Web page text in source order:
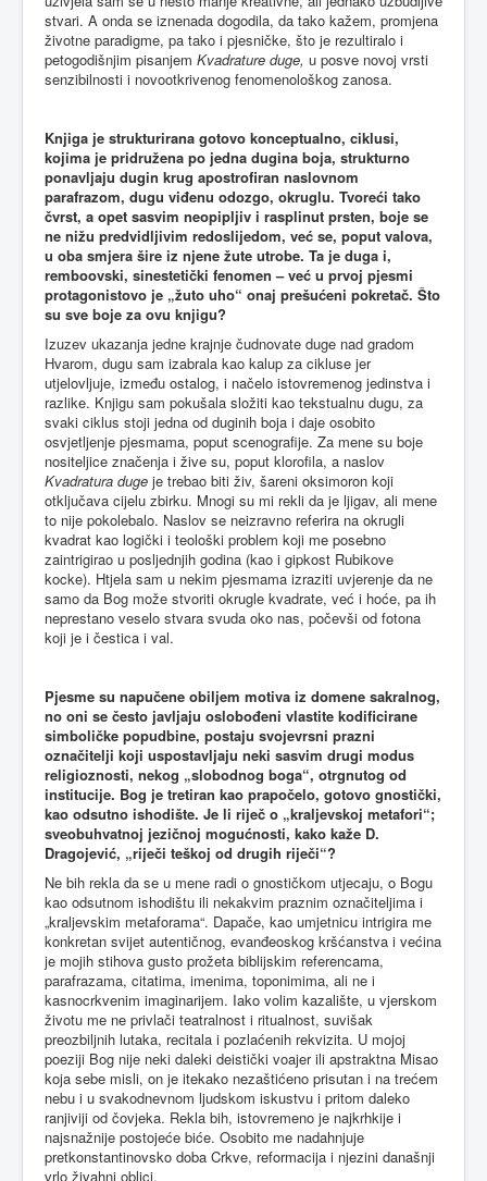
stvari. A onda se iznenada dogodila, da tako kažem, promjena
životne paradigme, pa tako i pjesničke, što je rezultiralo i
petogodišnjim pisanjem Kvadrature duge, u posve novoj vrsti
senzibilnosti i novootkrivenog fenomenološkog zanosa.
Knjiga je strukturirana gotovo konceptualno, ciklusi,
kojima je pridružena po jedna dugina boja, strukturno
ponavljaju dugin krug apostrofiran naslovnom
parafrazom, dugu viđenu odozgo, okruglu. Tvoreći tako
čvrst, a opet sasvim neopipljiv i rasplinut prsten, boje se
ne nižu predvidljivim redoslijedom, već se, poput valova,
u oba smjera šire iz njene žute utrobe. Ta je duga i,
remboovski, sinestetički fenomen – već u prvoj pjesmi
protagonistovo je „žuto uho“ onaj prešućeni pokretač. Što
su sve boje za ovu knjigu?
Izuzev ukazanja jedne krajnje čudnovate duge nad gradom
Hvarom, dugu sam izabrala kao kalup za cikluse jer
utjelovljuje, između ostalog, i načelo istovremenog jedinstva i
razlike. Knjigu sam pokušala složiti kao tekstualnu dugu, za
svaki ciklus stoji jedna od duginih boja i daje osobito
osvjetljenje pjesmama, poput scenografije. Za mene su boje
nositeljice značenja i žive su, poput klorofila, a naslov
Kvadratura duge je trebao biti živ, šareni oksimoron koji
otključava cijelu zbirku. Mnogi su mi rekli da je ljigav, ali mene
to nije pokolebalo. Naslov se neizravno referira na okrugli
kvadrat kao logički i teološki problem koji me posebno
zaintrigirao u posljednjih godina (kao i gipkost Rubikove
kocke). Htjela sam u nekim pjesmama izraziti uvjerenje da ne
samo da Bog može stvoriti okrugle kvadrate, već i hoće, pa ih
neprestano veselo stvara svuda oko nas, počevši od fotona
koji je i čestica i val.
Pjesme su napučene obiljem motiva iz domene sakralnog,
no oni se često javljaju oslobođeni vlastite kodificirane
simboličke popudbine, postaju svojevrsni prazni
označitelji koji uspostavljaju neki sasvim drugi modus
religioznosti, nekog „slobodnog boga“, otrgnutog od
institucije. Bog je tretiran kao prapočelo, gotovo gnostički,
kao odsutno ishodište. Je li riječ o „kraljevskoj metafori“;
sveobuhvatnoj jezičnoj mogućnosti, kako kaže D.
Dragojević, „riječi teškoj od drugih riječi“?
Ne bih rekla da se u mene radi o gnostičkom utjecaju, o Bogu
kao odsutnom ishodištu ili nekakvim praznim označiteljima i
„kraljevskim metaforama“. Dapače, kao umjetnicu intrigira me
konkretan svijet autentičnog, evanđeoskog kršćanstva i većina
je mojih stihova gusto prožeta biblijskim referencama,
parafrazama, citatima, imenima, toponimima, ali ne i
kasnocrkvenim imaginarijem. Iako volim kazalište, u vjerskom
životu me ne privlači teatralnost i ritualnost, suvišak
preozbiljnih lutaka, recitala i pozlaćenih rekvizita. U mojoj
poeziji Bog nije neki daleki deistički voajer ili apstraktna Misao
koja sebe misli, on je itekako nezaštićeno prisutan i na trećem
nebu i u svakodnevnom ljudskom iskustvu i pritom daleko
ranjiviji od čovjeka. Rekla bih, istovremeno je najkrhkije i
najsnažnije postojeće biće. Osobito me nadahnjuje
pretkonstantinovsko doba Crkve, reformacija i njezini današnji
vrlo živahni oblici.